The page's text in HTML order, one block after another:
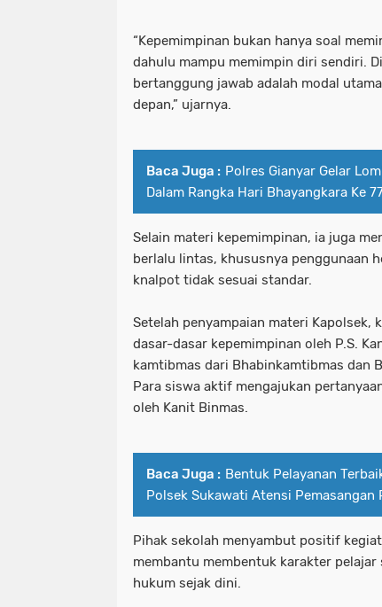
“Kepemimpinan bukan hanya soal
dahulu mampu memimpin diri sendiri.
bertanggung jawab adalah modal
depan,” ujarnya.
Baca Juga : Polres Gianyar Gelar
Dalam Rangka Hari Bhayangkara Ke
Selain materi kepemimpinan, ia juga
berlalu lintas, khususnya penggunaan
knalpot tidak sesuai standar.
Setelah penyampaian materi Kapolsek,
dasar-dasar kepemimpinan oleh P.S.
kamtibmas dari Bhabinkamtibmas dan
Para siswa aktif mengajukan
oleh Kanit Binmas.
Baca Juga : Bentuk Pelayanan
Polsek Sukawati Atensi Pemasangan
Pihak sekolah menyambut positif
membantu membentuk karakter
hukum sejak dini.